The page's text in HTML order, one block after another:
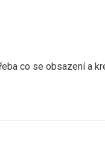
co se obsazení a